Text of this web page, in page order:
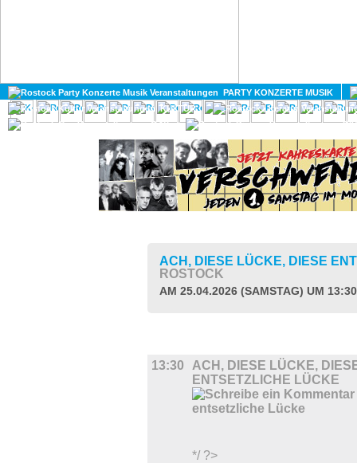
PARTY KONZERTE MUSIK
KULTUR
GAY
ACH, DIESE LÜCKE, DIESE
ROSTOCK
AM 25.04.2026 (SAMSTAG) UM
13:30
ACH, DIESE LÜCKE,
ENTSETZLICHE LÜCKE
*/ ?>